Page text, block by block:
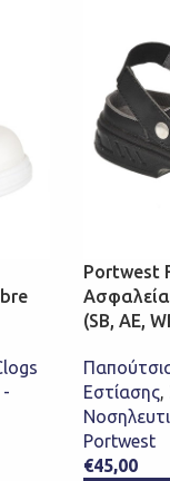
-
Portwest
(SB, AE,
Εστίασης,
Portwest
€45,00